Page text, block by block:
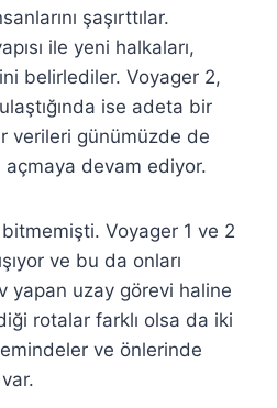
şaşırttılar.
ile yeni halkaları,
belirlediler. Voyager 2,
ise adeta bir
verileri günümüzde de
devam ediyor.
Voyager 1 ve 2
ve bu da onları
yapan uzay görevi haline
rotalar farklı olsa da iki
ve önlerinde